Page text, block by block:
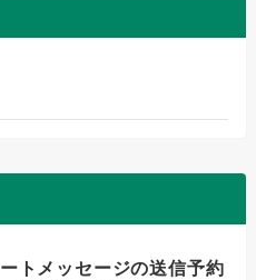
トメッセージの送信予約